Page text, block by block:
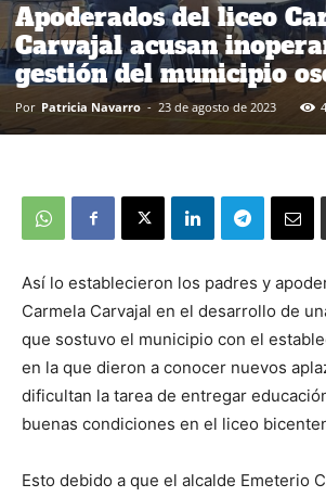
Apoderados del liceo
Carvajal acusan
gestión del municipio
Por Patricia Navarro - 23 de agosto de 2023
Así lo establecieron los padres y
Carmela Carvajal en el desarrollo de
que sostuvo el municipio con el
en la que dieron a conocer nuevos
dificultan la tarea de entregar
buenas condiciones en el liceo
Esto debido a que el alcalde Emeterio